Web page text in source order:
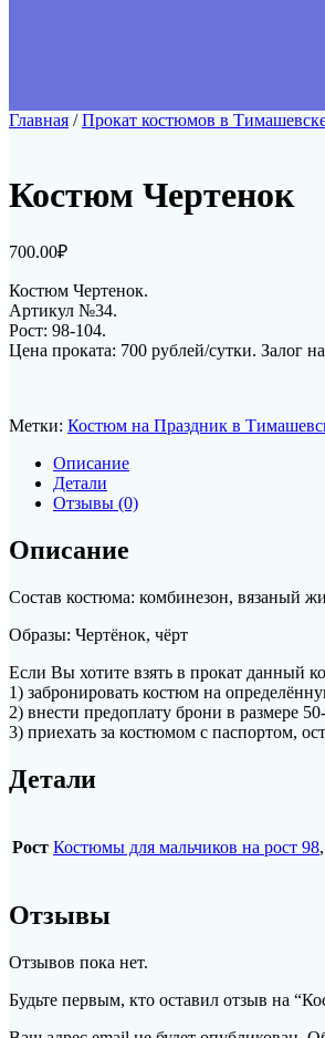
Главная /Прокат костюмов в
Костюм Чертенок
700.00₽
Костюм Чертенок.
Артикул №34.
Рост: 98-104.
Цена проката: 700 рублей/сутки. Залог
Метки: Костюм на Праздник в
Описание
Детали
Отзывы (0)
Описание
Состав костюма: комбинезон, вязаный
Образы: Чертёнок, чёрт
Если Вы хотите взять в прокат данный
1) забронировать костюм на
2) внести предоплату брони в размере
3) приехать за костюмом с паспортом,
Детали
Рост Костюмы для мальчиков на рост 98,
Отзывы
Отзывов пока нет.
Будьте первым, кто оставил отзыв на